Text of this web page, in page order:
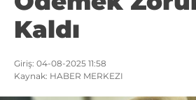
Kaldı
Giriş: 04-08-2025 11:58
Kaynak: HABER MERKEZI